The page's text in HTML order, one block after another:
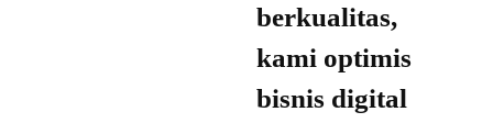
berkualitas,
kami optimis
bisnis digital